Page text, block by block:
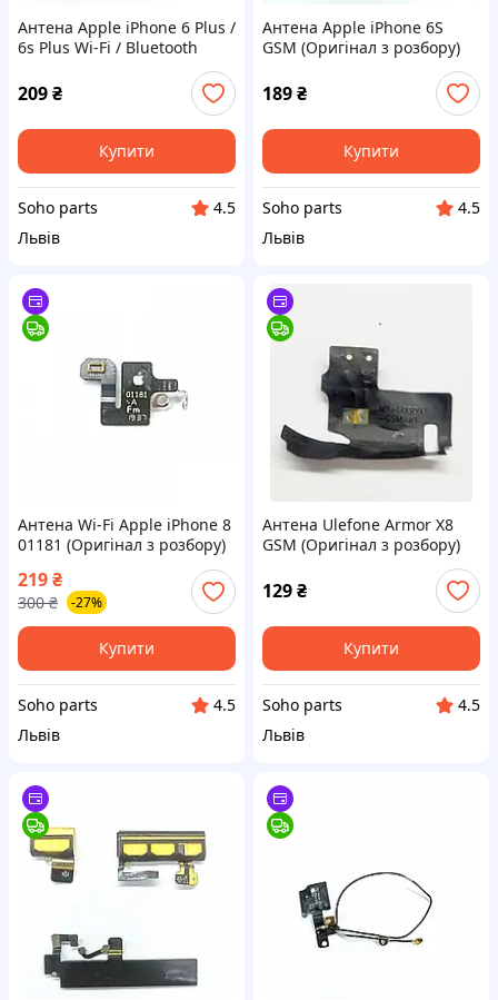
Антена Apple iPhone 6 Plus /
6s Plus Wi-Fi / Bluetooth
(Відновлений)
209₴
Купити
Soho parts
4.5
Львів
Антена Apple iPhone 6S
GSM (Оригінал з розбору)
189₴
Купити
Soho parts
4.5
Львів
Антена Wi-Fi Apple iPhone 8
01181 (Оригінал з розбору)
219₴
300 ₴ -27%
Купити
Soho parts
4.5
Львів
Антена Ulefone Armor X8
GSM (Оригінал з розбору)
129₴
Купити
Soho parts
4.5
Львів